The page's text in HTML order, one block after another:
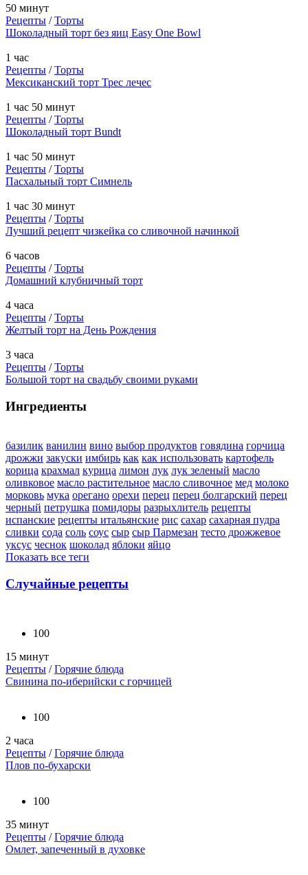
50 минут
Рецепты /Торты
Шоколадный торт без яиц Easy One Bowl
1 час
Рецепты /Торты
Мексиканский торт Трес лечес
1 час 50 минут
Рецепты /Торты
Шоколадный торт Bundt
1 час 50 минут
Рецепты /Торты
Пасхальный торт Симнель
1 час 30 минут
Рецепты /Торты
Лучший рецепт чизкейка со сливочной начинкой
6 часов
Рецепты /Торты
Домашний клубничный торт
4 часа
Рецепты /Торты
Желтый торт на День Рождения
3 часа
Рецепты /Торты
Большой торт на свадьбу своими руками
Ингредиенты
базилик ванилин вино выбор продуктов говядина горчица
дрожжи закуски имбирь как как использовать картофель
корица крахмал курица лимон лук лук зеленый масло
оливковое масло растительное масло сливочное мед молоко
морковь мука орегано орехи перец перец болгарский перец
черный петрушка помидоры разрыхлитель рецепты
испанские рецепты итальянские рис сахар сахарная пудра
сливки сода соль соус сыр сыр Пармезан тесто дрожжевое
уксус чеснок шоколад яблоки яйцо
Показать все теги
Случайные рецепты
100
15 минут
Рецепты /Горячие блюда
Свинина по-иберийски с горчицей
100
2 часа
Рецепты /Горячие блюда
Плов по-бухарски
100
35 минут
Рецепты /Горячие блюда
Омлет, запеченный в духовке